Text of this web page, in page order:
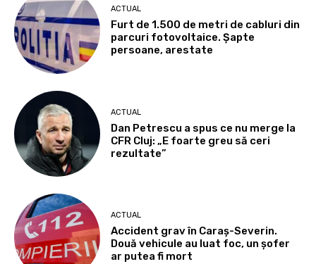
ACTUAL
Furt de 1.500 de metri de cabluri din
parcuri fotovoltaice. Șapte
persoane, arestate
ACTUAL
Dan Petrescu a spus ce nu merge la
CFR Cluj: „E foarte greu să ceri
rezultate”
ACTUAL
Accident grav în Caraș-Severin.
Două vehicule au luat foc, un șofer
ar putea fi mort